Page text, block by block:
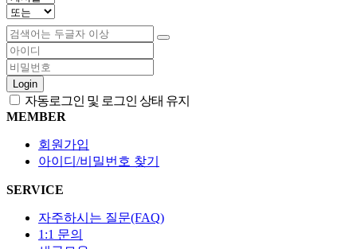
Login
자동로그인 및 로그인 상태 유지
MEMBER
회원가입
아이디/비밀번호 찾기
SERVICE
자주하시는 질문(FAQ)
1:1 문의